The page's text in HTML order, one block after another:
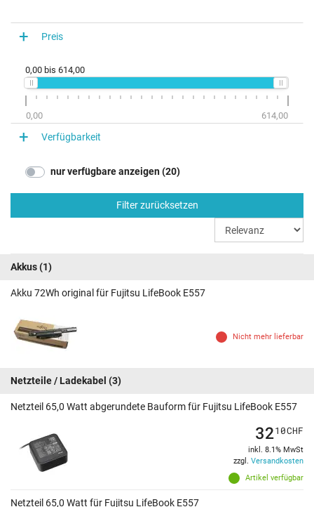
Preis
0,00 bis 614,00
0,00 614,00
Verfügbarkeit
nur verfügbare anzeigen (20)
Filter zurücksetzen
Akkus(1)
Akku 72Wh original für Fujitsu LifeBook E557
Nicht mehr lieferbar
Netzteile / Ladekabel (3)
Netzteil 65,0 Watt abgerundete Bauform für Fujitsu LifeBook E557
Artikel verfügbar
3210CHF
inkl. 8.1% MwSt
zzgl. Versandkosten
Netzteil 65,0 Watt für Fujitsu LifeBook E557